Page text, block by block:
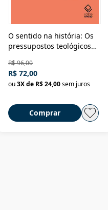
O sentido na história: Os
pressupostos teológicos
R$ 96,00
R$ 72,00
ou3X de R$ 24,00sem juros
Comprar